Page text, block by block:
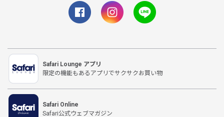
Safari Lounge アプリ
限定の機能もあるアプリでサクサクお買い物
Safari Online
Safari公式ウェブマガジン